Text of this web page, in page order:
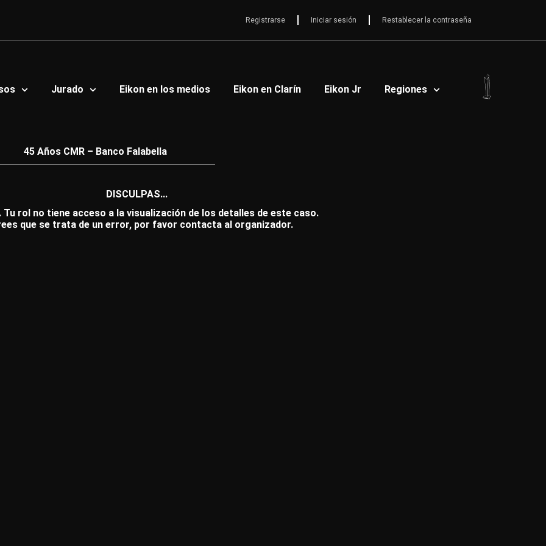
Registrarse Iniciar sesión Restablecer la contraseña
Jurado Eikon en los medios Eikon en Clarín Eikon Jr Regiones
45 Años CMR – Banco Falabella
DISCULPAS...
Tu rol no tiene acceso a la visualización de los detalles de este caso.
que se trata de un error, por favor contacta al organizador.